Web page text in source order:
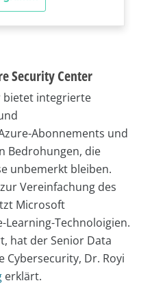
Security Center
bietet integrierte
Abonnements und
Bedrohungen, die
unbemerkt bleiben.
Vereinfachung des
Microsoft
Learning-Technoloigien.
hat der Senior Data
Cybersecurity, Dr. Royi
erklärt.